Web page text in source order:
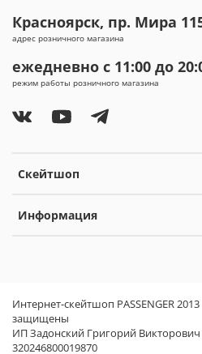
Скейтшоп
Информация
Красноярск, пр. Мира
адрес розничного магазина
ежедневно с 11:00 до
режим работы розничного магазина
Интернет-скейтшоп PASSENGER
защищены
ИП Задонский Григорий
320246800019870